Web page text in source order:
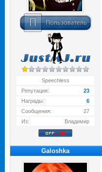
Speechless
Репутация:
23
Награды:
6
Сообщения:
27
Из:
Владимир
Galoshka